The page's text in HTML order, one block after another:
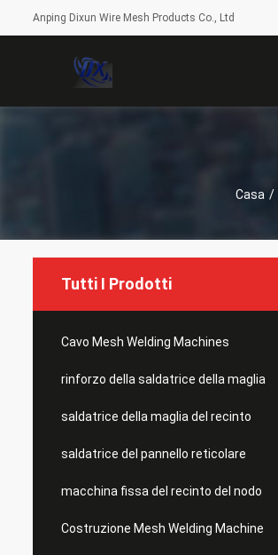
Anping Dixun Wire Mesh Products Co., Ltd
Casa /
Tutti I Prodotti
Cavo Mesh Welding Machines
rinforzo della saldatrice della maglia
saldatrice della maglia del recinto
saldatrice del pannello reticolare
macchina fissa del recinto del nodo
Costruzione Mesh Welding Machine